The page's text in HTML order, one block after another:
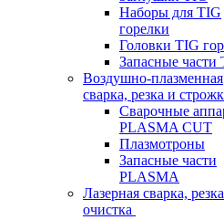
Наборы для TIG
горелки
Головки TIG
Запасные части
Воздушно-плазменная
сварка, резка и
Сварочные
PLASMA CUT
Плазмотроны
Запасные части
PLASMA
Лазерная сварка,
очистка